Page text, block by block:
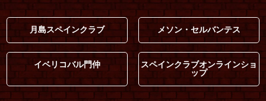
月島スペインクラブ メソン・セルバンテス
イベリコバル門仲
スペインクラブオンラインショ
ップ